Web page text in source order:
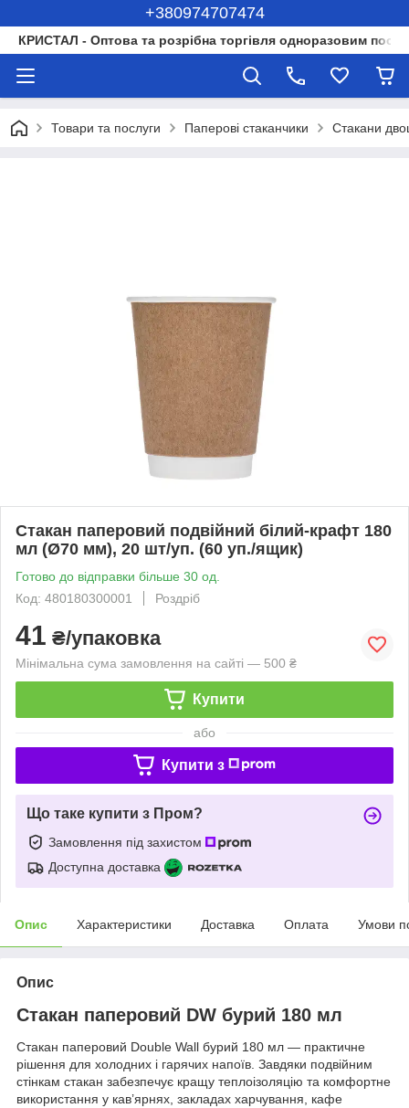
+380974707474
КРИСТАЛ - Оптова та розрібна торгівля одноразовим
Товари та послуги Паперові стаканчики Стакани
Стакан паперовий подвійний білий-крафт 180
мл (Ø70 мм), 20 шт/уп. (60 уп./ящик)
Готово до відправки більше 30 од.
Код: 480180300001
Роздріб
41 ₴/упаковка
Мінімальна сума замовлення на сайті — 500 ₴
Купити
або
Купити з
Що таке купити з Пром?
Замовлення під захистом
Доступна доставка
Опис Характеристики Доставка Оплата Умови
Опис
Стакан паперовий DW бурий 180 мл
Стакан паперовий Double Wall бурий 180 мл — практичне
рішення для холодних і гарячих напоїв. Завдяки подвійним
стінкам стакан забезпечує кращу теплоізоляцію та комфортне
використання у кав’ярнях, закладах харчування, кафе